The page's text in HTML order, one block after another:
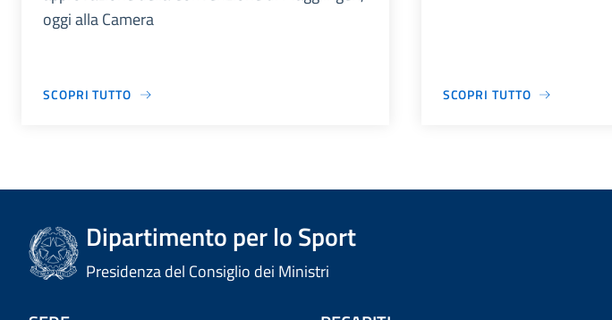
oggi alla Camera
SCOPRI TUTTO SCOPRI TUTTO
Dipartimento per lo Sport
Presidenza del Consiglio dei Ministri